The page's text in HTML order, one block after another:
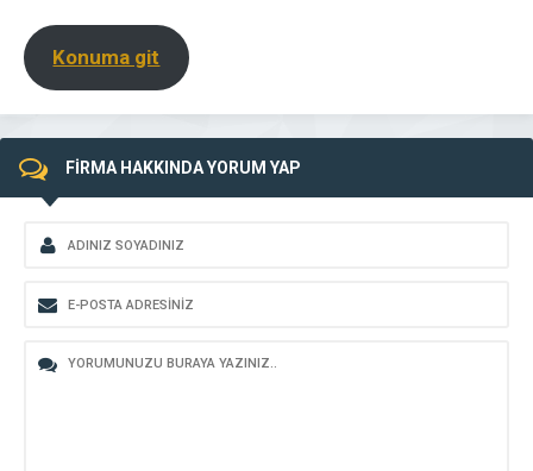
Konuma git
FİRMA HAKKINDA YORUM YAP